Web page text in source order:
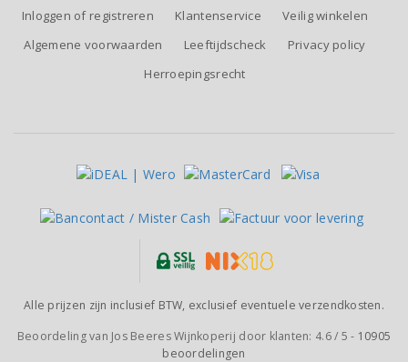
Inloggen of registreren Klantenservice
Veilig winkelen
Algemene voorwaarden
Leeftijdscheck
Privacy policy
Herroepingsrecht
Alle prijzen zijn inclusief BTW, exclusief eventuele verzendkosten.
Beoordeling van Jos Beeres Wijnkoperij door klanten: 4.6/ 5 - 10905
beoordelingen